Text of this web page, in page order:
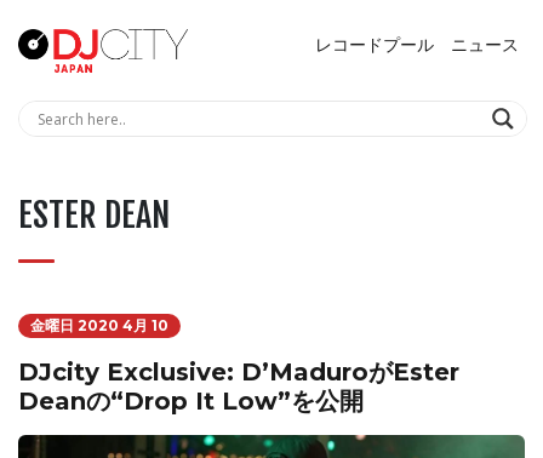
レコードプール ニュース
ESTER DEAN
金曜日 2020 4月 10
DJcity Exclusive: D’MaduroがEster
Deanの“Drop It Low”を公開